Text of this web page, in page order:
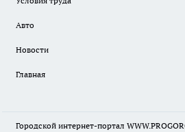
Авто
Новости
Главная
Городской интернет-портал